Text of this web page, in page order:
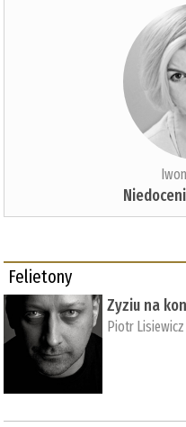
Felietony
Zyziu na
Piotr Lisiewicz